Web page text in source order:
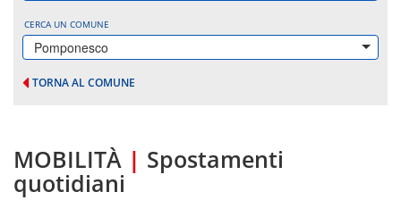
CERCA UN COMUNE
Pomponesco
TORNA AL COMUNE
MOBILITÀ | Spostamenti
quotidiani